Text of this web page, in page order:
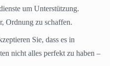
um Unterstützung.
Ordnung zu schaffen.
Sie, dass es in
nicht alles perfekt zu haben –